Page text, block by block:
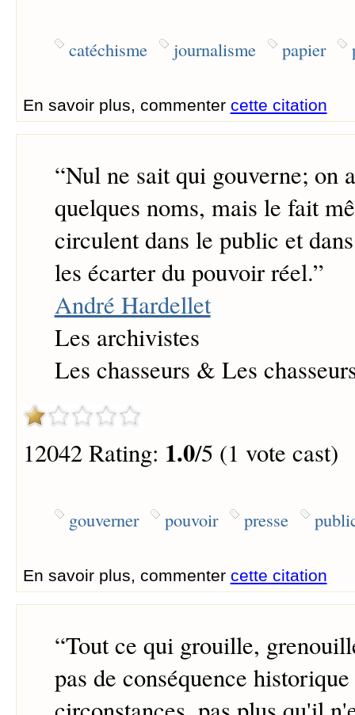
catéchisme journalisme papier
En savoir plus, commenter cette citation
“Nul ne sait qui gouverne; on
quelques noms, mais le fait
circulent dans le public et
les écarter du pouvoir réel.”
André Hardellet
Les archivistes
Les chasseurs & Les
12042 Rating: 1.0/5 (1 vote cast)
gouverner pouvoir presse
En savoir plus, commenter cette citation
“Tout ce qui grouille,
pas de conséquence